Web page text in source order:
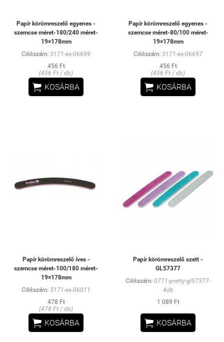
Papír körömreszelő egyenes -
szemcse méret-180/240 méret-
19×178mm
Cikkszám: 3171-es-06699
456 Ft
(456 Ft / db)
 KOSÁRBA
Papír körömreszelő egyenes -
szemcse méret-80/100 méret-
19×178mm
Cikkszám: 3171-es-06697
456 Ft
(456 Ft / db)
 KOSÁRBA
Papír körömreszelő íves -
szemcse méret-100/180 méret-
19×178mm
Cikkszám: 3171-es-06011
478 Ft
(478 Ft / db)
 KOSÁRBA
Papír körömreszelő szett -
GL57377
Cikkszám: 0771-pretty-gl57377-
4db
1 089 Ft
 KOSÁRBA